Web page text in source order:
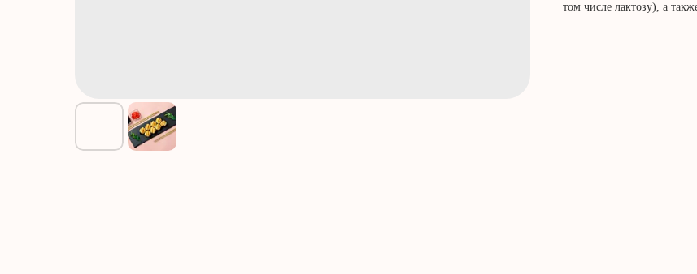
том числе лактозу), а